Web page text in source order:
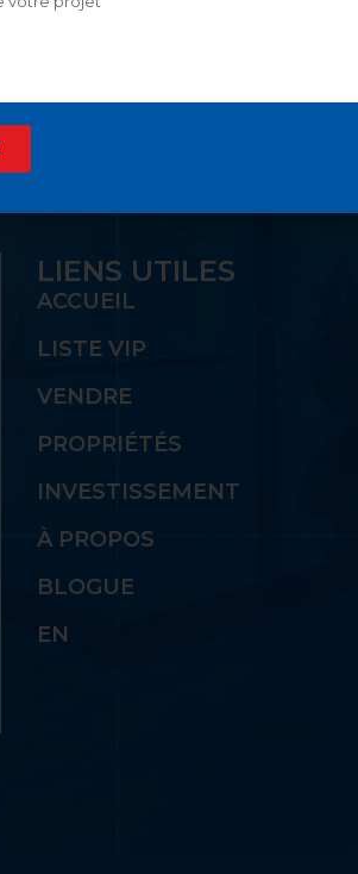
LIENS UTILES
ACCUEIL
LISTE VIP
VENDRE
PROPRIÉTÉS
INVESTISSEMENT
À PROPOS
BLOGUE
EN